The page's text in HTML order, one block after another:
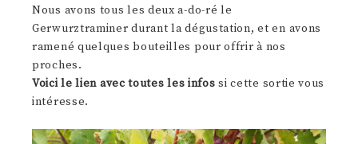
Nous avons tous les deux a-do-ré le
Gerwurztraminer durant la dégustation, et en avons
ramené quelques bouteilles pour offrir à nos
proches.
Voici le lien avec toutes les infos si cette sortie vous
intéresse.